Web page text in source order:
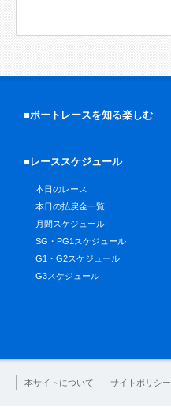
■ボートレースを知る楽しむ
■レーススケジュール
本日のレース
本日の払戻金一覧
月間スケジュール
SG・PG1スケジュール
G1・G2スケジュール
G3スケジュール
本サイトについて サイトポリシー